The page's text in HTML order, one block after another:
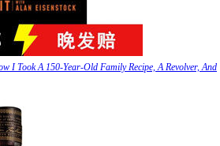
I Took A 150-Year-Old Family Recipe, A Revolver, And